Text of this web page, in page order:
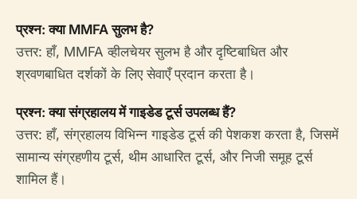
प्रश्न: क्या MMFA सुलभ है?
उत्तर: हाँ, MMFA व्हीलचेयर सुलभ है और दृष्टिबाधित और
श्रवणबाधित दर्शकों के लिए सेवाएँ प्रदान करता है।
प्रश्न: क्या संग्रहालय में गाइडेड टूर्स उपलब्ध हैं?
उत्तर: हाँ, संग्रहालय विभिन्न गाइडेड टूर्स की पेशकश करता है, जिसमें
सामान्य संग्रहणीय टूर्स, थीम आधारित टूर्स, और निजी समूह टूर्स
शामिल हैं।